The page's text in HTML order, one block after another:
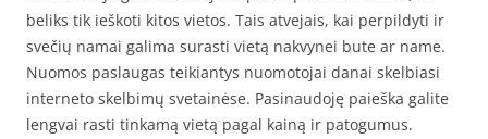
beliks tik ieškoti kitos vietos. Tais atvejais, kai perpildyti ir
svečių namai galima surasti vietą nakvynei bute ar name.
Nuomos paslaugas teikiantys nuomotojai danai skelbiasi
interneto skelbimų svetainėse. Pasinaudoję paieška galite
lengvai rasti tinkamą vietą pagal kainą ir patogumus.